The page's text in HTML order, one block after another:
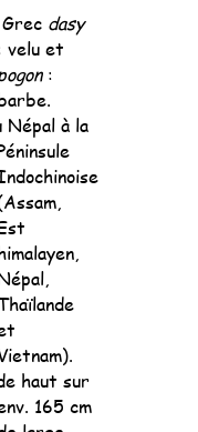
Grec dasy
velu et
:
Népal à la
haut sur
165 cm